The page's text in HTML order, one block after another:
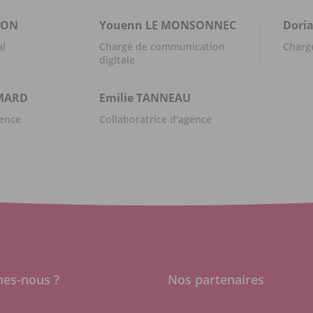
Youenn LE MONSONNEC
Chargé de communication
digitale
EmilieTANNEAU
Collaboratrice d'agence
nous ? Nos partenaires